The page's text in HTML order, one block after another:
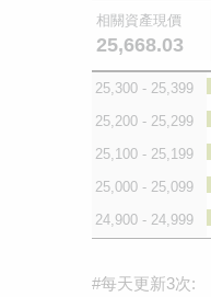
相關資產現價
25,668.03
25,300 - 25,399
25,200 - 25,299
25,100 - 25,199
25,000 - 25,099
24,900 - 24,999
#每天更新3次: